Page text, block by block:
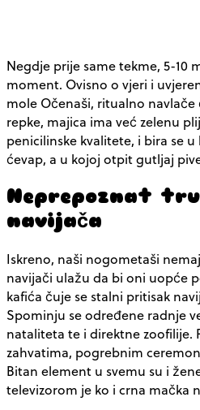
Negdje prije same tekme, 5-10
moment. Ovisno o vjeri i
mole Očenaši, ritualno
repke, majica ima već zelenu
penicilinske kvalitete, i bira se
ćevap, a u kojoj otpit gutljaj
Neprepoznat
navijača
Iskreno, naši nogometaši
navijači ulažu da bi oni uopće
kafića čuje se stalni pritisak
Spominju se određene radnje
nataliteta te i direktne zoofilije.
zahvatima, pogrebnim
Bitan element u svemu su i
televizorom je ko i crna mačka